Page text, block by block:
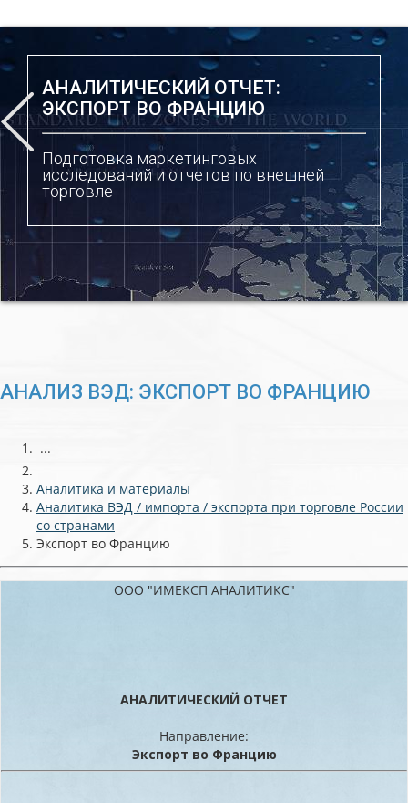
АНАЛИТИЧЕСКИЙ ОТЧЕТ:
ЭКСПОРТ ВО ФРАНЦИЮ
Подготовка маркетинговых
исследований и отчетов по внешней
торговле
АНАЛИЗ ВЭД: ЭКСПОРТ ВО ФРАНЦИЮ
...
Аналитика и материалы
Аналитика ВЭД / импорта / экспорта при торговле России
со странами
Экспорт во Францию
ООО "ИМЕКСП АНАЛИТИКС"
АНАЛИТИЧЕСКИЙ ОТЧЕТ
Направление:
Экспорт во Францию